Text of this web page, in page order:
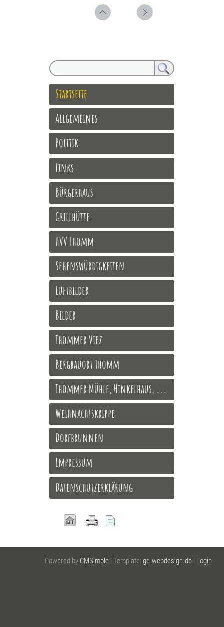
Startseite
Allgemeines
Politik
Links
Bürgerhaus
Grillhütte
HVV Thomm
Sehenswürdigkeiten
Luftbilder
Bilder
Thommer Viez
Bergbauort Thomm
Thommer Mühle, Hinkelhaus, ...
Weihnachtskrippe
Dorfbrunnen
Impressum
Datenschutzerklärung
Powered by CMSimple | Template: ge-webdesign.de | Login